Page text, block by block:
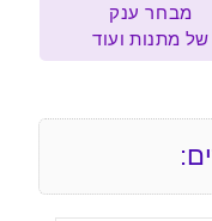
מבחר ענק
של מתנות ועוד